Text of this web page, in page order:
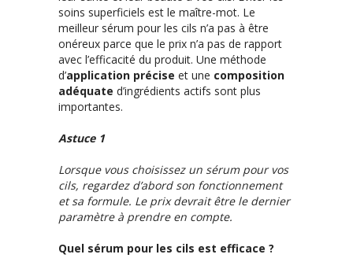
soins superficiels est le maître-mot. Le
meilleur sérum pour les cils n’a pas à être
onéreux parce que le prix n’a pas de rapport
avec l’efficacité du produit. Une méthode
d’application précise et une composition
adéquate d’ingrédients actifs sont plus
importantes.
Astuce 1
Lorsque vous choisissez un sérum pour vos
cils, regardez d’abord son fonctionnement
et sa formule. Le prix devrait être le dernier
paramètre à prendre en compte.
Quel sérum pour les cils est efficace ?